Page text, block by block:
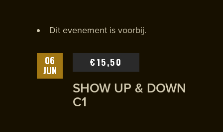
Dit evenement is voorbij.
06
JUN
€15,50
SHOW UP & DOWN
C1